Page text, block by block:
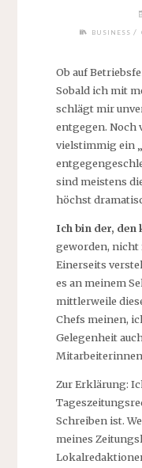
BUSINESS /
Ob auf
Sobald ich mit
schlägt mir
entgegen. Noch
vielstimmig ein
sind meistens
höchst
Ich bin der, den
geworden, nicht
Einerseits
es an meinem
mittlerweile
Chefs meinen,
Gelegenheit
Zur Erklärung:
Schreiben ist.
meines